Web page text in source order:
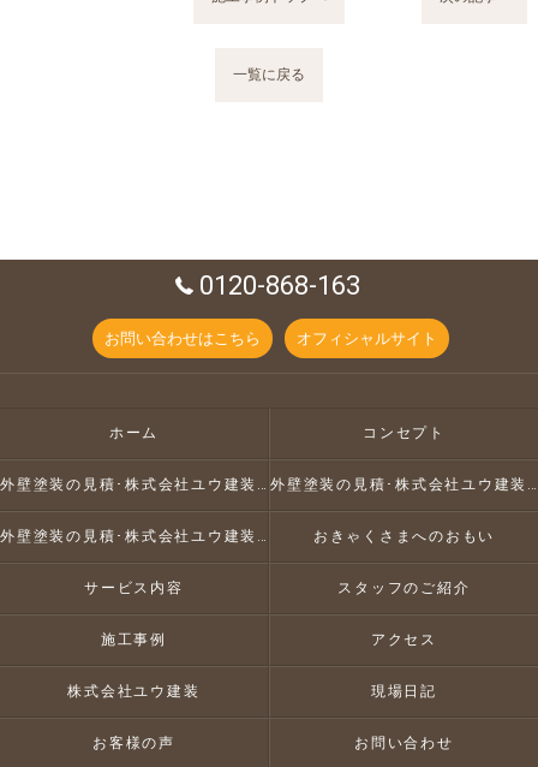
一覧に戻る
0120-868-163
お問い合わせはこちら オフィシャルサイト
ホーム コンセプト
外壁塗装の見積･株式会社ユウ建装の口コミ情報 外壁塗装の見積･株式会社ユウ建装の評判
外壁塗装の見積･株式会社ユウ建装のお客様の声 おきゃくさまへのおもい
サービス内容 スタッフのご紹介
施工事例 アクセス
株式会社ユウ建装 現場日記
お客様の声 お問い合わせ